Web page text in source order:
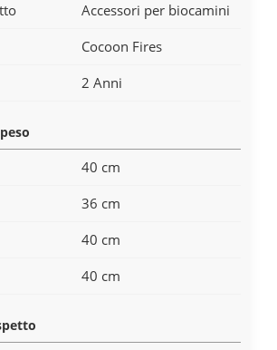
Accessori per biocamini
Cocoon Fires
2 Anni
40 cm
36 cm
40 cm
40 cm